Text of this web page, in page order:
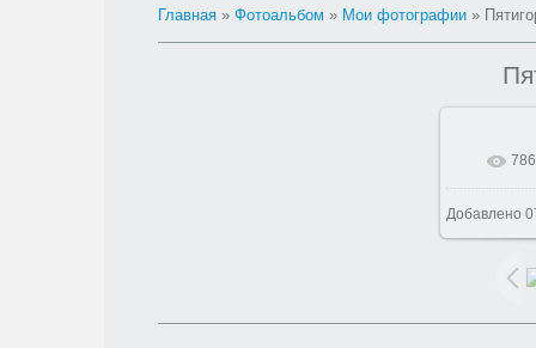
Главная » Фотоальбом » Мои фотографии »
В
786
Добавлено